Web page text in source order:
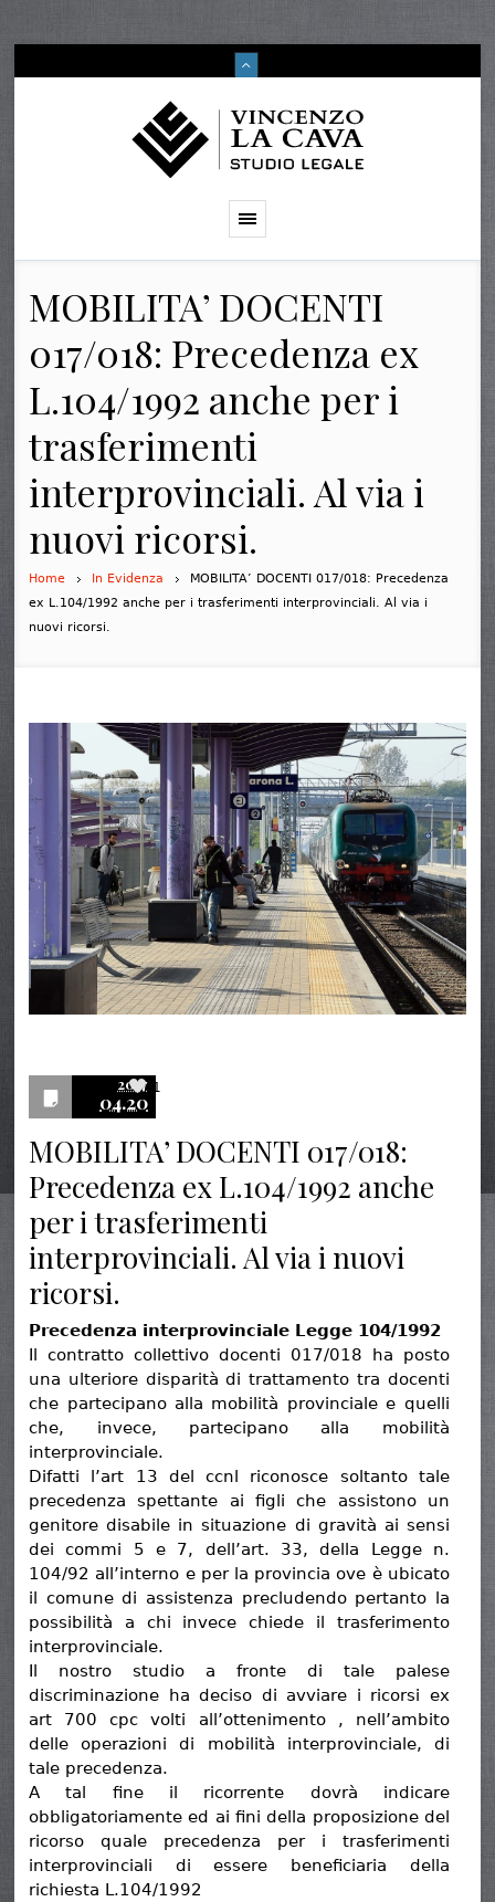
MOBILITA’ DOCENTI
017/018: Precedenza ex
L.104/1992 anche per i
trasferimenti
interprovinciali. Al via i
nuovi ricorsi.
Home In Evidenza
MOBILITA’ DOCENTI 017/018: Precedenza
ex L.104/1992 anche per i trasferimenti interprovinciali. Al via i
nuovi ricorsi.
2017
04.20
1
MOBILITA’ DOCENTI 017/018:
Precedenza ex L.104/1992 anche
per i trasferimenti
interprovinciali. Al via i nuovi
ricorsi.
Precedenza interprovinciale Legge 104/1992
Il contratto collettivo docenti 017/018 ha posto
una ulteriore disparità di trattamento tra docenti
che partecipano alla mobilità provinciale e quelli
che, invece, partecipano alla mobilità
interprovinciale.
Difatti l’art 13 del ccnl riconosce soltanto tale
precedenza spettante ai figli che assistono un
genitore disabile in situazione di gravità ai sensi
dei commi 5 e 7, dell’art. 33, della Legge n.
104/92 all’interno e per la provincia ove è ubicato
il comune di assistenza precludendo pertanto la
possibilità a chi invece chiede il trasferimento
interprovinciale.
Il nostro studio a fronte di tale palese
discriminazione ha deciso di avviare i ricorsi ex
art 700 cpc volti all’ottenimento , nell’ambito
delle operazioni di mobilità interprovinciale, di
tale precedenza.
A tal fine il ricorrente dovrà indicare
obbligatoriamente ed ai fini della proposizione del
ricorso quale precedenza per i trasferimenti
interprovinciali di essere beneficiaria della
richiesta L.104/1992